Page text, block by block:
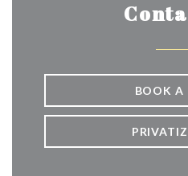
BOOK A